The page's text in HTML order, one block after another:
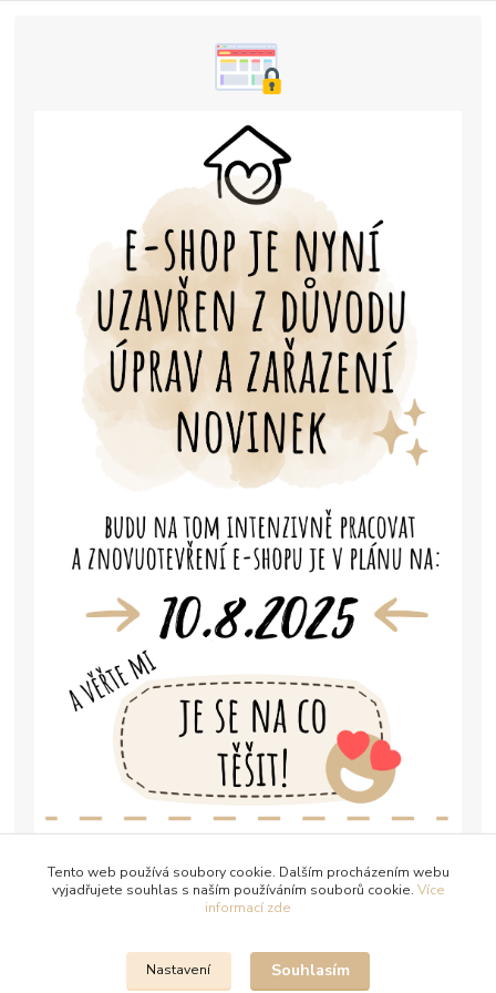
Tento web používá soubory cookie. Dalším procházením webu
vyjadřujete souhlas s naším používáním souborů cookie. Více
informací zde
Nastavení Souhlasím